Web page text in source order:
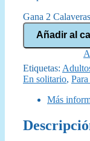
Gana 2
Pequeños
Grandes
Crímenes
Añadir al
Etiquetas:
En solitario,
Más